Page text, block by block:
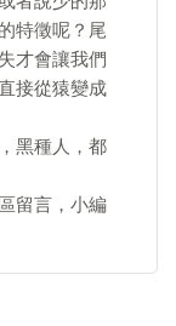
特徵呢？尾
才會讓我們
接從猿變成
黑種人，都
留言，小編